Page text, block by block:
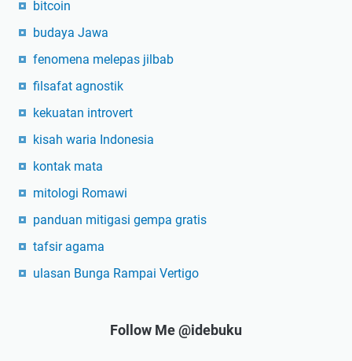
bitcoin
budaya Jawa
fenomena melepas jilbab
filsafat agnostik
kekuatan introvert
kisah waria Indonesia
kontak mata
mitologi Romawi
panduan mitigasi gempa gratis
tafsir agama
ulasan Bunga Rampai Vertigo
Follow Me @idebuku